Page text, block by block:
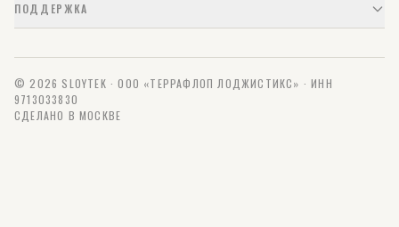
ПОДДЕРЖКА
© 2026 SLOYTEK · ООО «ТЕРРАФЛОП ЛОДЖИСТИКС» · ИНН
9713033830
СДЕЛАНО В МОСКВЕ